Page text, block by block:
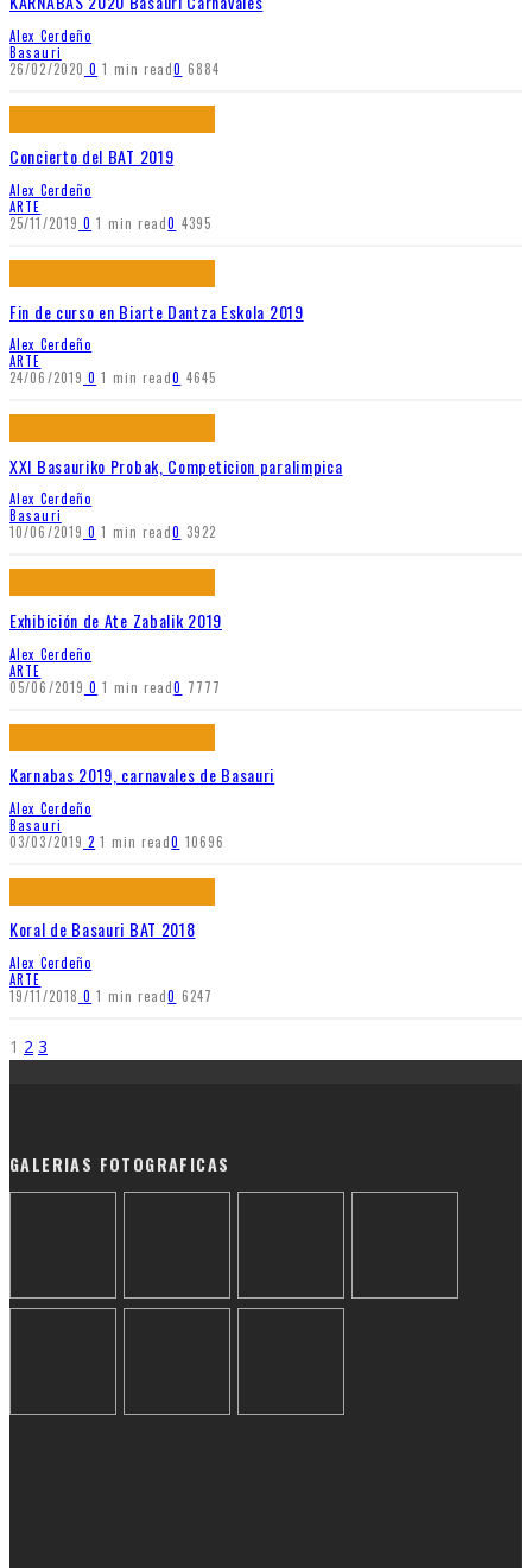
Alex Cerdeño
Basauri
26/02/2020 0 1 min read0 6884
Concierto del BAT 2019
Alex Cerdeño
ARTE
25/11/2019 0 1 min read0 4395
Fin de curso en Biarte Dantza Eskola 2019
Alex Cerdeño
ARTE
24/06/2019 0 1 min read0 4645
XXI Basauriko Probak, Competicion paralimpica
Alex Cerdeño
Basauri
10/06/2019 0 1 min read0 3922
Exhibición de Ate Zabalik 2019
Alex Cerdeño
ARTE
05/06/2019 0 1 min read0 7777
Karnabas 2019, carnavales de Basauri
Alex Cerdeño
Basauri
03/03/2019 2 1 min read0 10696
Koral de Basauri BAT 2018
Alex Cerdeño
ARTE
19/11/2018 0 1 min read0 6247
1 2 3
GALERIAS FOTOGRAFICAS